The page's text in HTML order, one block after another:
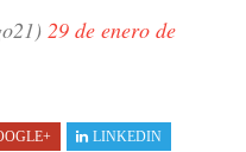
29 de enero de
LINKEDIN